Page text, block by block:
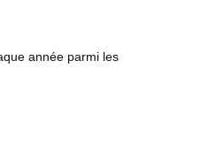
année parmi les